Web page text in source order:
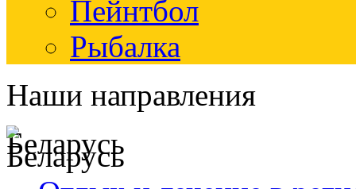
Пейнтбол
Рыбалка
Наши направления
Беларусь